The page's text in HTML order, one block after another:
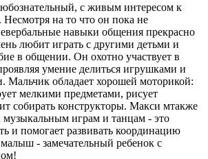
с живым интересом к
на то что он пока не
навыки общения прекрасно
любит играть с другими детьми и
в общении. Он охотно участвует в
умение делиться игрушками и
Мальчик обладает хорошей моторикой:
мелкими предметами, рисует
собирать конструкторы. Макси мтакже
музыкальным играм и танцам - это
и помогает развивать координацию
- замечательный ребенок с